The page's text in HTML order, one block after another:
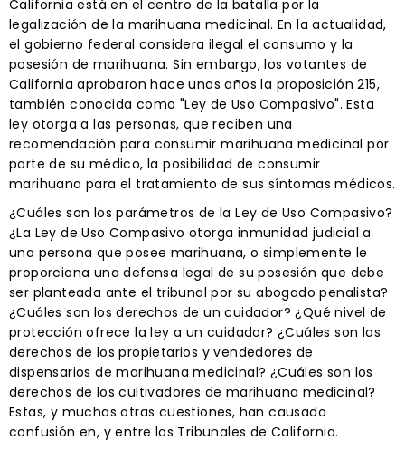
California está en el centro de la batalla por la
legalización de la marihuana medicinal. En la actualidad,
el gobierno federal considera ilegal el consumo y la
posesión de marihuana. Sin embargo, los votantes de
California aprobaron hace unos años la proposición 215,
también conocida como "Ley de Uso Compasivo". Esta
ley otorga a las personas, que reciben una
recomendación para consumir marihuana medicinal por
parte de su médico, la posibilidad de consumir
marihuana para el tratamiento de sus síntomas médicos.
¿Cuáles son los parámetros de la Ley de Uso Compasivo?
¿La Ley de Uso Compasivo otorga inmunidad judicial a
una persona que posee marihuana, o simplemente le
proporciona una defensa legal de su posesión que debe
ser planteada ante el tribunal por su abogado penalista?
¿Cuáles son los derechos de un cuidador? ¿Qué nivel de
protección ofrece la ley a un cuidador? ¿Cuáles son los
derechos de los propietarios y vendedores de
dispensarios de marihuana medicinal? ¿Cuáles son los
derechos de los cultivadores de marihuana medicinal?
Estas, y muchas otras cuestiones, han causado
confusión en, y entre los Tribunales de California.